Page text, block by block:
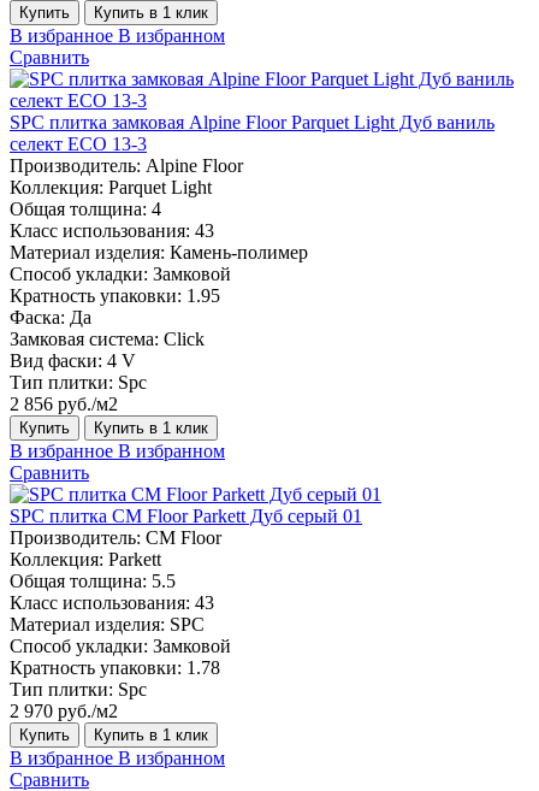
Купить Купить в 1 клик
В избранное В избранном
Сравнить
SPC плитка замковая Alpine Floor Parquet Light Дуб ваниль
селект ЕСО 13-3
Производитель: Alpine Floor
Коллекция: Parquet Light
Общая толщина: 4
Класс использования: 43
Материал изделия: Камень-полимер
Способ укладки: Замковой
Кратность упаковки: 1.95
Фаска: Да
Замковая система: Click
Вид фаски: 4 V
Тип плитки: Spc
2 856 руб./м2
Купить Купить в 1 клик
В избранное В избранном
Сравнить
SPC плитка CM Floor Parkett Дуб серый 01
Производитель: CM Floor
Коллекция: Parkett
Общая толщина: 5.5
Класс использования: 43
Материал изделия: SPC
Способ укладки: Замковой
Кратность упаковки: 1.78
Тип плитки: Spc
2 970 руб./м2
Купить Купить в 1 клик
В избранное В избранном
Сравнить